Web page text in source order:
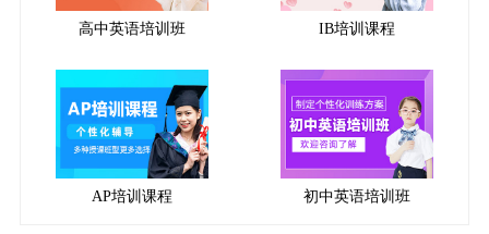
高中英语培训班 IB培训课程
AP培训课程 初中英语培训班